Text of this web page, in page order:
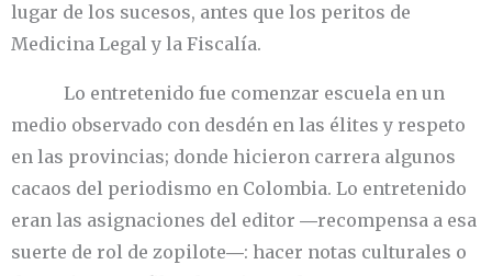
lugar de los sucesos, antes que los peritos de
Medicina Legal y la Fiscalía.
Lo entretenido fue comenzar escuela en un
medio observado con desdén en las élites y respeto
en las provincias; donde hicieron carrera algunos
cacaos del periodismo en Colombia. Lo entretenido
eran las asignaciones del editor ―recompensa a esa
suerte de rol de zopilote―: hacer notas culturales o